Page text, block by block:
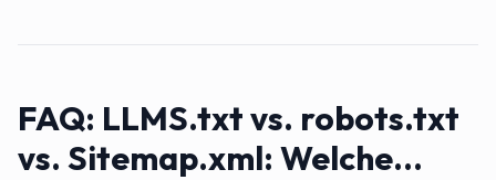
FAQ: LLMS.txt vs. robots.txt
vs. Sitemap.xml: Welche...